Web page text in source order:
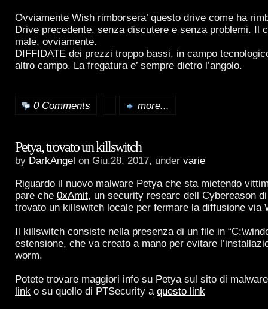
Ovviamente Wish rimborsera’ questo drive come ha
Drive precedente, senza discutere e senza problemi. Il
male, ovviamente.
DIFFIDATE dei prezzi troppo bassi, in campo
altro campo. La fregatura e’ sempre dietro l’angolo.
0 Comments more...
Petya, trovato un killswitch
by DarkAngel on Giu.28, 2017, under varie
Riguardo il nuovo malware Petya che sta mietendo
pare che 0xAmit, un security researc dell Cybereason
trovato un killswitch locale per fermare la diffusione via
Il killswitch consiste nella presenza di un file in
estensione, che va creato a mano per evitare
worm.
Potete trovare maggiori info su Petya sul sito di
link o su quello di PTSecurity a questo link